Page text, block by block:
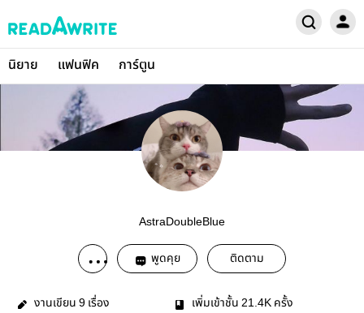
นิยาย แฟนฟิค การ์ตูน
AstraDoubleBlue
พูดคุย ติดตาม
งานเขียน 9 เรื่อง เพิ่มเข้าชั้น 21.4K ครั้ง